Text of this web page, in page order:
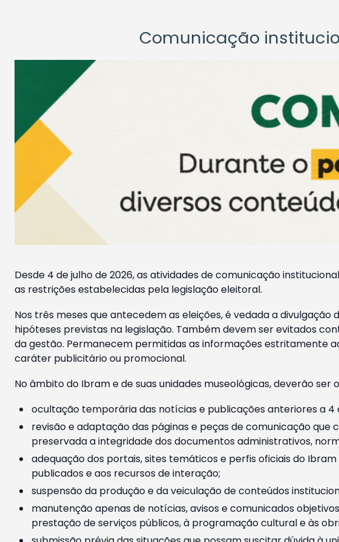
Comunicação
Desde 4 de julho de 2026, as atividades de comunicação
as restrições estabelecidas pela legislação eleitoral.
Nos três meses que antecedem as eleições, é vedada a
hipóteses previstas na legislação. Também devem ser evitados
da gestão. Permanecem permitidas as informações estritamente
caráter publicitário ou promocional.
No âmbito do Ibram e de suas unidades museológicas, deverão ser
ocultação temporária das notícias e publicações anteriores a
revisão e adaptação das páginas e peças de comunicação
preservada a integridade dos documentos administrativos,
adequação dos portais, sites temáticos e perfis oficiais do
publicados e aos recursos de interação;
suspensão da produção e da veiculação de conteúdos
manutenção apenas de notícias, avisos e comunicados
prestação de serviços públicos, à programação cultural e às